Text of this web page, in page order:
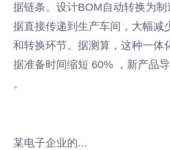
据链条。设计BOM自动转换为
据直接传递到生产车间，大幅减
和转换环节。据测算，这种一体
据准备时间缩短 60% ，新产品
。
某电子企业的...